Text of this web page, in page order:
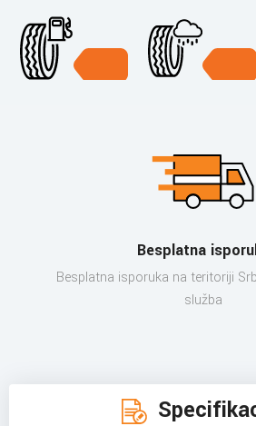
Besplatna
Besplatna isporuka na teritoriji
služba